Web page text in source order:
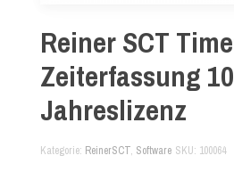
Reiner SCT
Zeiterfassung
Jahreslizenz
Kategorie ReinerSCT, Software SKU 100064